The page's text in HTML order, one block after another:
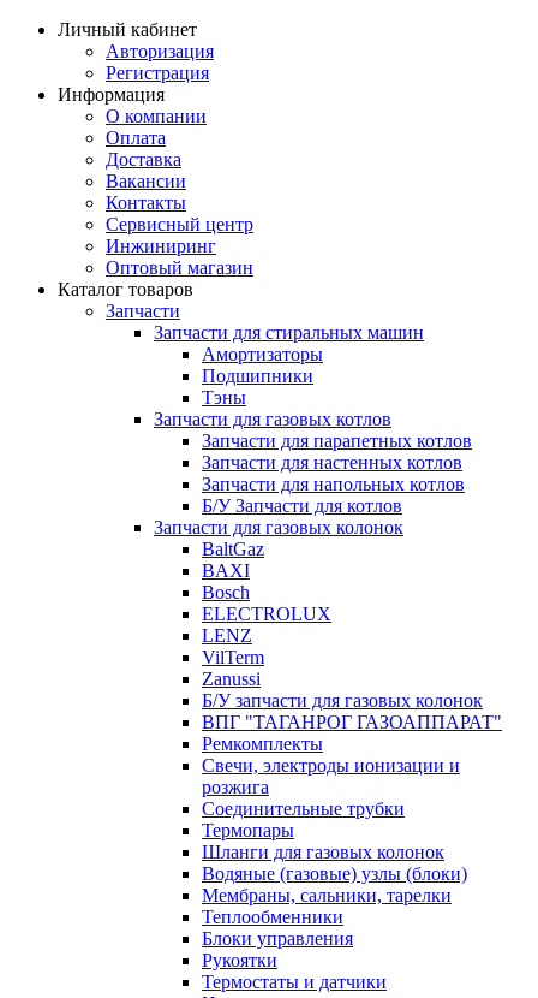
Личный кабинет
Авторизация
Регистрация
Информация
О компании
Оплата
Доставка
Вакансии
Контакты
Сервисный центр
Инжиниринг
Оптовый магазин
Каталог товаров
Запчасти
Запчасти для стиральных машин
Амортизаторы
Подшипники
Тэны
Запчасти для газовых котлов
Запчасти для парапетных котлов
Запчасти для настенных котлов
Запчасти для напольных котлов
Б/У Запчасти для котлов
Запчасти для газовых колонок
BaltGaz
BAXI
Bosch
ELECTROLUX
LENZ
VilTerm
Zanussi
Б/У запчасти для газовых колонок
ВПГ "ТАГАНРОГ ГАЗОАППАРАТ"
Ремкомплекты
Свечи, электроды ионизации и
розжига
Соединительные трубки
Термопары
Шланги для газовых колонок
Водяные (газовые) узлы (блоки)
Мембраны, сальники, тарелки
Теплообменники
Блоки управления
Рукоятки
Термостаты и датчики